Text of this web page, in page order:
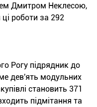
Дмитром Неклесою,
роботи за 292
Рогу підрядник до
дев'ять модульних
становить 371
підмітання та